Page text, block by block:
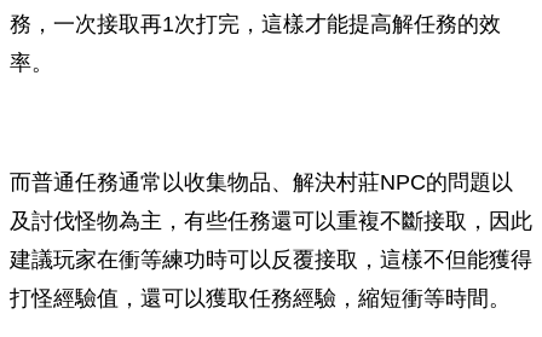
務，一次接取再1次打完，這樣才能提高解任務的效
率。
而普通任務通常以收集物品、解決村莊NPC的問題以
及討伐怪物為主，有些任務還可以重複不斷接取，因此
建議玩家在衝等練功時可以反覆接取，這樣不但能獲得
打怪經驗值，還可以獲取任務經驗，縮短衝等時間。